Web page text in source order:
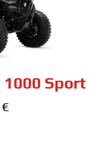
Sport